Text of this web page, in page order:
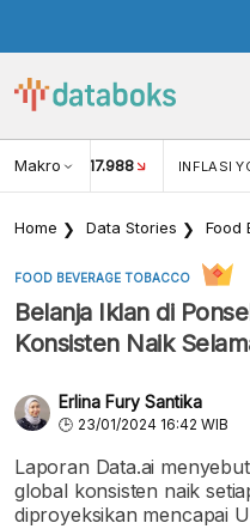
Makro
USD/IDR 17.988 INFLASI
Home Data Stories Food
FOOD BEVERAGE TOBACCO
Belanja Iklan di
Konsisten Naik
Erlina Fury Santika
23/01/2024 16:42 WIB
Laporan Data.ai
global konsisten naik
diproyeksikan mencapai